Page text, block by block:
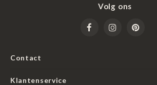
Contact
Volg ons
Klantenservice